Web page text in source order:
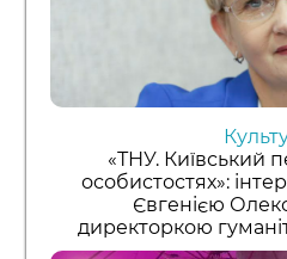
«ТНУ. Київський
особистостях»:
Євгенією
директоркою